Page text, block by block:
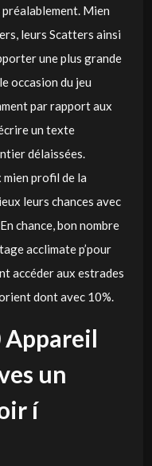
Mien
leurs Scatters ainsi
une plus grande
occasion du jeu
par rapport aux
un texte
délaissées.
profil de la
leurs chances avec
chance, bon nombre
acclimate p’pour
accéder aux estrades
dont avec 10%.
Appareil
un
í